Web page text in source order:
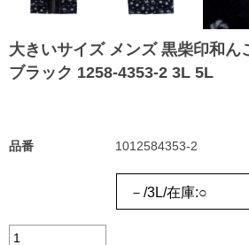
大きいサイズ メンズ 黒柴印和ん
ブラック 1258-4353-2 3L 5L
品番 1012584353-2